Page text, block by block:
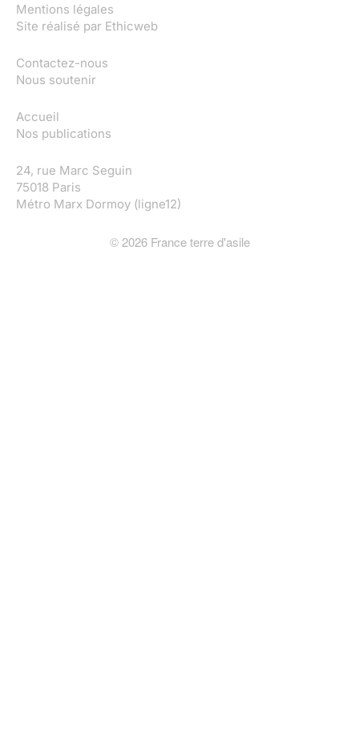
Mentions légales
Site réalisé par Ethicweb
Contactez-nous
Nous soutenir
Accueil
Nos publications
24, rue Marc Seguin
75018 Paris
Métro Marx Dormoy (ligne12)
© 2026France terre d'asile